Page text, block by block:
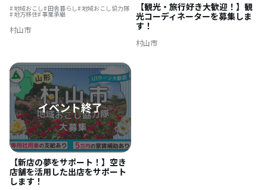
地域おこし 田舎暮らし 地域おこし協力隊
地方移住 事業承継
村山市
【観光・旅行好き大歓迎！】観
光コーディネーターを募集しま
す！
村山市
【新店の夢をサポート！】空き
店舗を活用した出店をサポート
します！